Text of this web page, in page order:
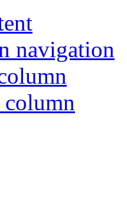
navigation